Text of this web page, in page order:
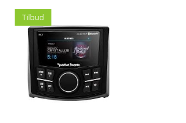
Tilbud